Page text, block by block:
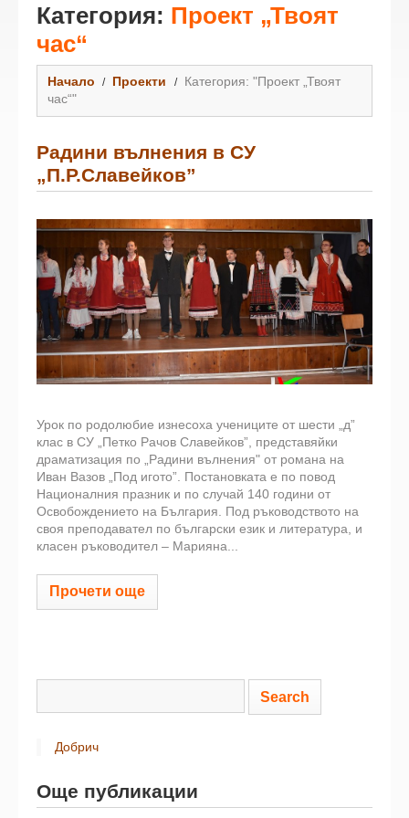
Категория: Проект „Твоят
час“
Начало Проекти
Категория: "Проект „Твоят
час“"
Радини вълнения в СУ
„П.Р.Славейков”
Урок по родолюбие изнесоха учениците от шести „д”
клас в СУ „Петко Рачов Славейков”, представяйки
драматизация по „Радини вълнения" от романа на
Иван Вазов „Под игото”. Постановката е по повод
Националния празник и по случай 140 години от
Освобождението на България. Под ръководството на
своя преподавател по български език и литература, и
класен ръководител – Марияна...
Прочети още
Добрич
Още публикации